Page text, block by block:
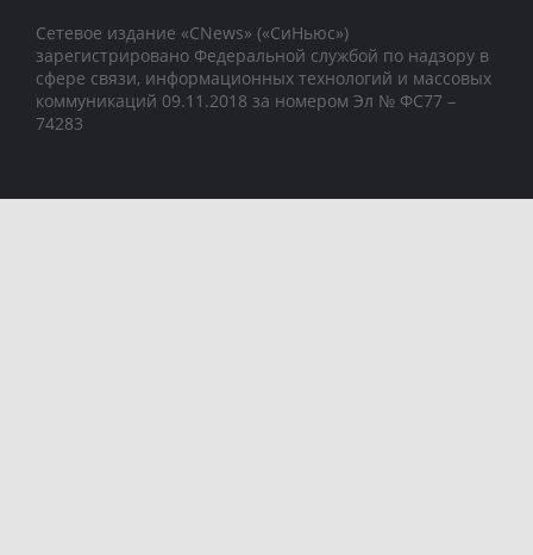
Сетевое издание «CNews» («СиНьюс»)
зарегистрировано Федеральной службой по надзору в
сфере связи, информационных технологий и массовых
коммуникаций 09.11.2018 за номером Эл № ФС77 –
74283